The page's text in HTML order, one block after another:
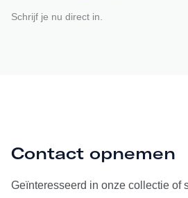
Schrijf je nu direct in.
Contact opnemen
Geïnteresseerd in onze collectie of